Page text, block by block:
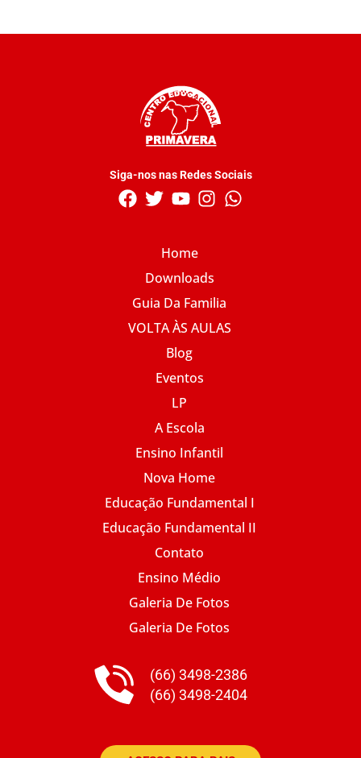
Siga-nos nas Redes Sociais
Home
Downloads
Guia Da Familia
VOLTA ÀS AULAS
Blog
Eventos
LP
A Escola
Ensino Infantil
Nova Home
Educação Fundamental I
Educação Fundamental II
Contato
Ensino Médio
Galeria De Fotos
Galeria De Fotos
(66) 3498-2386
(66) 3498-2404